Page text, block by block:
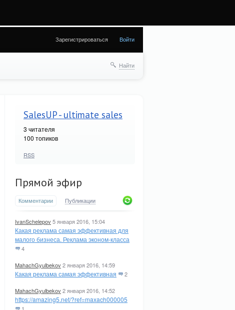
Зарегистрироваться Войти
Найти
SalesUP - ultimate sales
3 читателя
100 топиков
RSS
Прямой эфир
Комментарии Публикации
IvanSchelepov5 января 2016, 15:04
Какая реклама самая эффективная для
малого бизнеса. Реклама эконом-класса
4
MahachGyulbekov2 января 2016, 14:59
Какая реклама самая эффективная 2
MahachGyulbekov2 января 2016, 14:52
https://amazing5.net/?ref=maxach000005